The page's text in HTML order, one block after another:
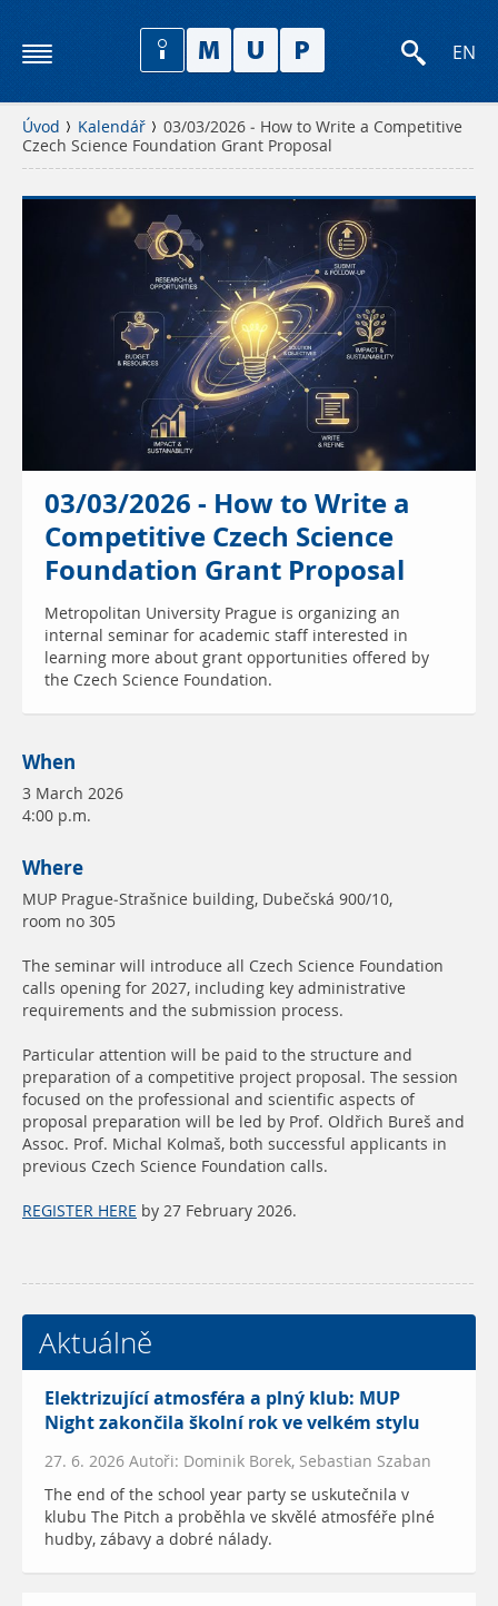
EN
Úvod Kalendář
03/03/2026 - How to Write a Competitive
Czech Science Foundation Grant Proposal
03/03/2026 - How to Write a
Competitive Czech Science
Foundation Grant Proposal
Metropolitan University Prague is organizing an
internal seminar for academic staff interested in
learning more about grant opportunities offered by
the Czech Science Foundation.
When
3 March 2026
4:00 p.m.
Where
MUP Prague-Strašnice building, Dubečská 900/10,
room no 305
The seminar will introduce all Czech Science Foundation
calls opening for 2027, including key administrative
requirements and the submission process.
Particular attention will be paid to the structure and
preparation of a competitive project proposal. The session
focused on the professional and scientific aspects of
proposal preparation will be led by Prof. Oldřich Bureš and
Assoc. Prof. Michal Kolmaš, both successful applicants in
previous Czech Science Foundation calls.
REGISTER HERE by 27 February 2026.
Aktuálně
Elektrizující atmosféra a plný klub: MUP
Night zakončila školní rok ve velkém stylu
27. 6. 2026 Autoři: Dominik Borek, Sebastian Szaban
The end of the school year party se uskutečnila v
klubu The Pitch a proběhla ve skvělé atmosféře plné
hudby, zábavy a dobré nálady.